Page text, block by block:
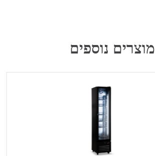
מוצרים נוספים